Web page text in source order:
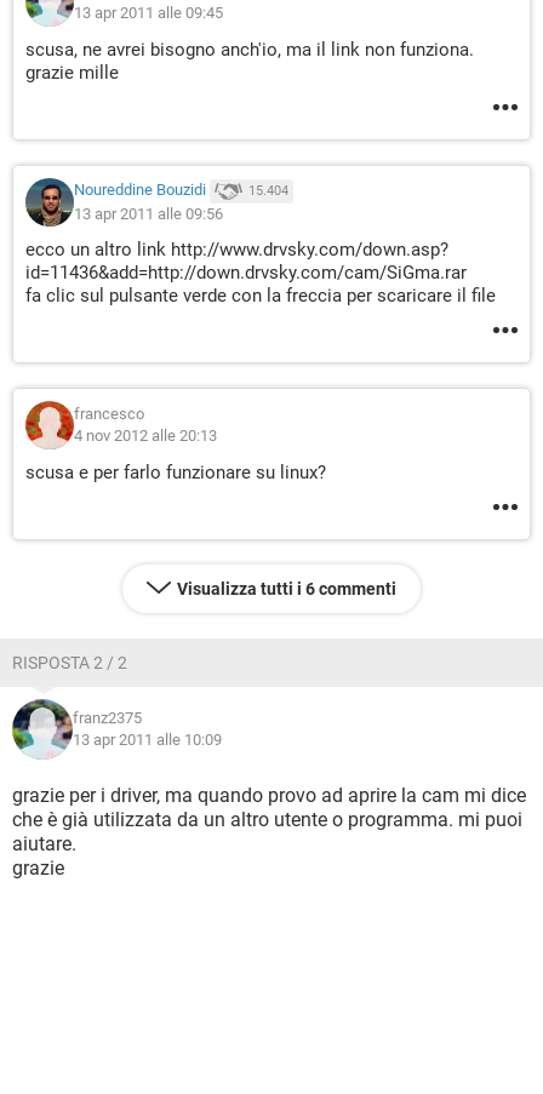
13 apr 2011 alle 09:45
scusa, ne avrei bisogno anch'io, ma il link non funziona.
grazie mille
Noureddine Bouzidi 15.404
13 apr 2011 alle 09:56
ecco un altro link http://www.drvsky.com/down.asp?
id=11436&add=http://down.drvsky.com/cam/SiGma.rar
fa clic sul pulsante verde con la freccia per scaricare il file
francesco
4 nov 2012 alle 20:13
scusa e per farlo funzionare su linux?
Visualizza tutti i 6 commenti
RISPOSTA 2 / 2
franz2375
13 apr 2011 alle 10:09
grazie per i driver, ma quando provo ad aprire la cam mi dice
che è già utilizzata da un altro utente o programma. mi puoi
aiutare.
grazie